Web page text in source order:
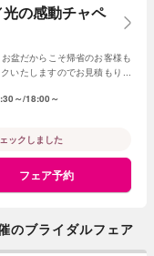
の感動チャペ
盆だからこそ帰省のお客様も
いたしますのでお見積もり作
～ 18:00～
ックしました
フェア予約
ブライダルフェア